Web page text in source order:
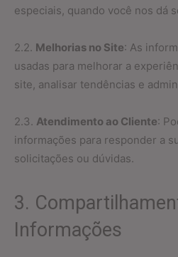
especiais, quando você nos dá
2.2. Melhorias no Site: As
usadas para melhorar a
site, analisar tendências e
2.3. Atendimento ao Cliente:
informações para responder a
solicitações ou dúvidas.
3.
Informações